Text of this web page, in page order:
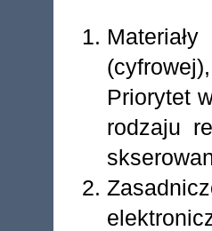
Priorytet
rodzaju